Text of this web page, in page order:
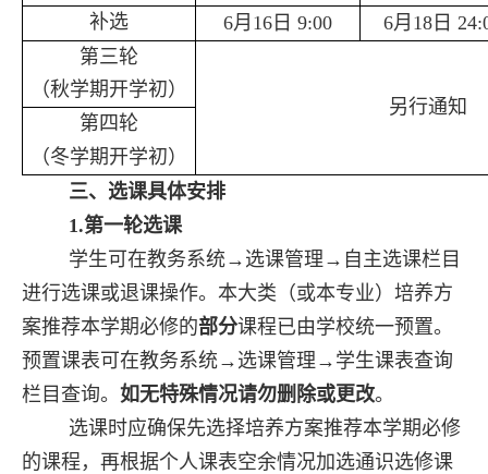
补选
6月 16 日 9:00 6月 18日
第三轮
（秋学期开学初）
另行通知
第四轮
（冬学期开学初）
三、选课具体安排
1.第一轮选课
学生可在教务系统→选课管理→自主选课栏目
进行选课或退课操作。本大类（或本专业）培养方
案推荐本学期必修的部分课程已由学校统一预置。
预置课表可在教务系统→选课管理→学生课表查询
栏目查询。 如无特殊情况请勿删除或更改。
选课时应确保先选择培养方案推荐本学期必修
的课程，再根据个人课表空余情况加选通识选修课